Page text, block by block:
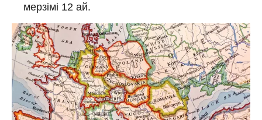
мерзімі 12 ай.